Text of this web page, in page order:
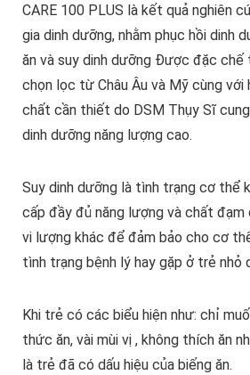
CARE 100 PLUS là kết quả nghiên
gia dinh dưỡng, nhằm phục hồi dinh
ăn và suy dinh dưỡng Được đặc chế
chọn lọc từ Châu Âu và Mỹ cùng với
chất cần thiết do DSM Thụy Sĩ
dinh dưỡng năng lượng cao.
Suy dinh dưỡng là tình trạng cơ thể
cấp đầy đủ năng lượng và chất
vi lượng khác để đảm bảo cho cơ
tình trạng bệnh lý hay gặp ở trẻ nhỏ
Khi trẻ có các biểu hiện như: chỉ
thức ăn, vài mùi vị , không thích ăn
là trẻ đã có dấu hiệu của biếng ăn.